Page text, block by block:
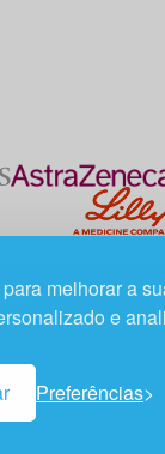
melhorar a
e
Preferências